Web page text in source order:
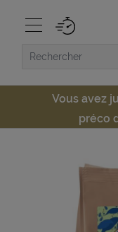
Vous avez
préco